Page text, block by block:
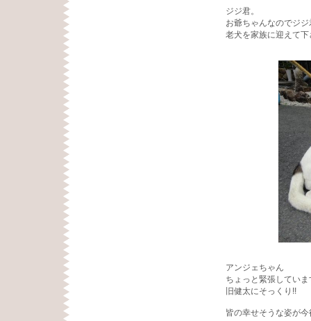
ジジ君。
お爺ちゃんなのでジ
老犬を家族に迎えて
アンジェちゃん
ちょっと緊張してい
旧健太にそっくり!!
皆の幸せそうな姿が